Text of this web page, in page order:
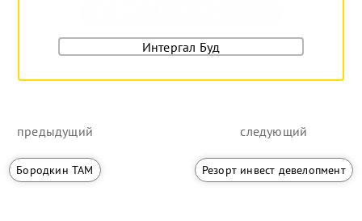
Интергал Буд
предыдущий
Бородкин ТАМ
следующий
Резорт инвест девелопмент